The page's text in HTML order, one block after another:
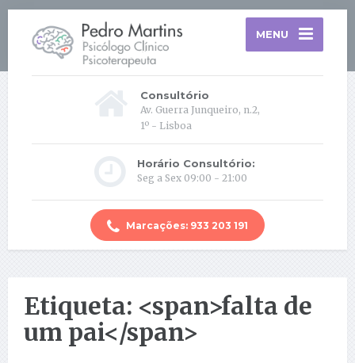
MENU
Consultório
Av. Guerra Junqueiro, n.2,
1º - Lisboa
Horário Consultório:
Seg a Sex 09:00 - 21:00
Marcações: 933 203 191
Etiqueta: <span>falta de
um pai</span>